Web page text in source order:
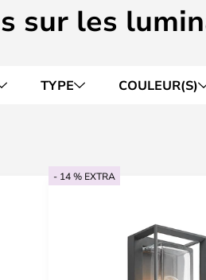
sur les
TYPE COULEUR(S)
- 14 % EXTRA